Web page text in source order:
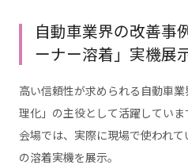
自動車業界の改善事
ーナー溶着」実機展
高い信頼性が求められる自動車
理化」の主役として活躍していま
会場では、実際に現場で使われて
の溶着実機を展示。